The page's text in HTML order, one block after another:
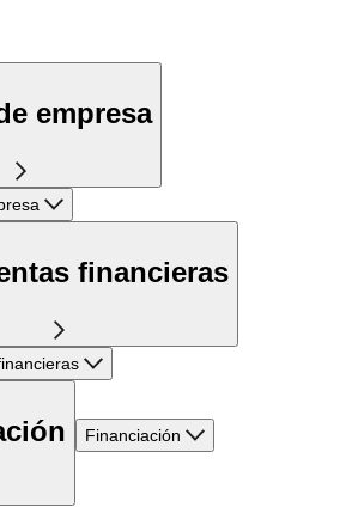
empresa
financieras
Financiación